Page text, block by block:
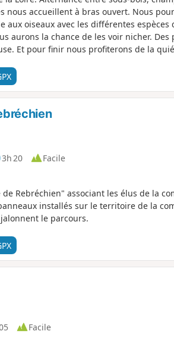
nous accueillent à bras ouvert. Nous
aux oiseaux avec les différentes
aurons la chance de les voir nicher. Des
Et pour finir nous profiterons de la
3h 20
Facile
Rebréchien" associant les élus de la
installés sur le territoire de la
le parcours.
Facile